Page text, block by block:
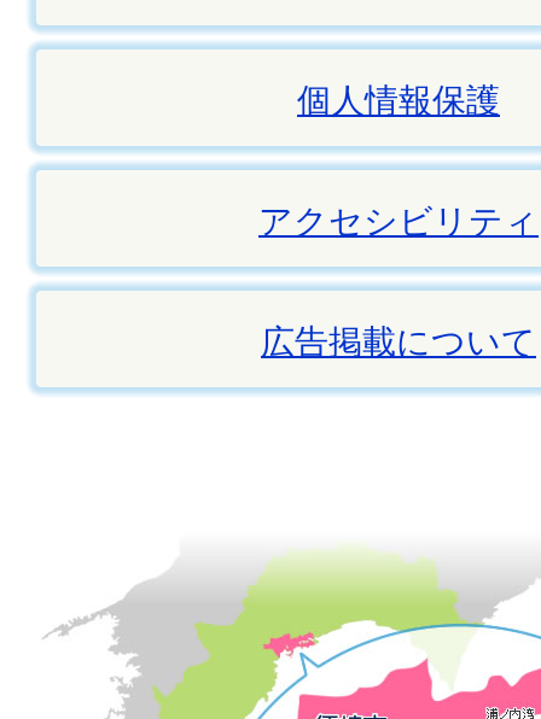
個人情報保護
アクセシビリティ
広告掲載について